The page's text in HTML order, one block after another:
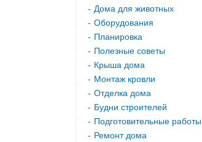
Дома для животных
Оборудования
Планировка
Полезные советы
Крыша дома
Монтаж кровли
Отделка дома
Будни строителей
Подготовительные работы
Ремонт дома